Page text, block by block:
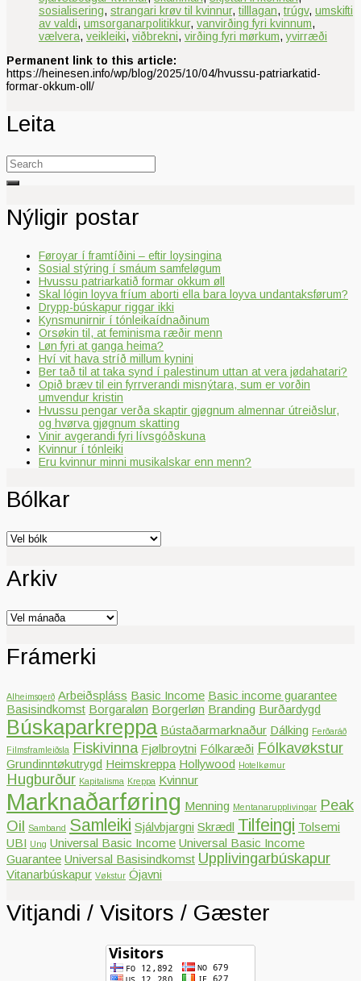
sosialisering, strangari krøv til kvinnur, tilllagan, trúgv, umskifti
av valdi, umsorganarpolitikkur, vanvirðing fyri kvinnum,
vælvera, veikleiki, viðbrekni, virðing fyri mørkum,yvirræði
Permanent link to this article:
https://heinesen.info/wp/blog/2025/10/04/hvussu-patriarkatid-
formar-okkum-oll/
Leita
Search
for:
Nýligir postar
Føroyar í framtíðini – eftir loysingina
Sosial stýring í smáum samfeløgum
Hvussu patriarkatið formar okkum øll
Skal lógin loyva fríum aborti ella bara loyva undantaksførum?
Drypp-búskapur riggar ikki
Kynsmunirnir í tónleikaídnaðinum
Orsøkin til, at feminisma ræðir menn
Løn fyri at ganga heima?
Hví vit hava stríð millum kynini
Ber tað til at taka synd í palestinum uttan at vera jødahatari?
Opið bræv til ein fyrrverandi misnýtara, sum er vorðin
umvendur kristin
Hvussu pengar verða skaptir gjøgnum almennar útreiðslur,
og hvørva gjøgnum skatting
Vinir avgerandi fyri lívsgóðskuna
Kvinnur í tónleiki
Eru kvinnur minni musikalskar enn menn?
Bólkar
Bólkar
Arkiv
Arkiv
Frámerki
Alheimsgerð Arbeiðspláss Basic Income Basic income guarantee
Basisindkomst Borgaraløn Borgerløn Branding Burðardygd
Búskaparkreppa Bústaðarmarknaður Dálking Ferðaráð
Filmsframleiðsla Fiskivinna Fjølbroytni Fólkaræði Fólkavøkstur
Grundinntøkutrygd Heimskreppa Hollywood Hotelkømur
Hugburður Kapitalisma Kreppa Kvinnur
Marknaðarføring Menning Mentanarupplivingar Peak
Oil Samband Samleiki Sjálvbjargni Skrædl Tilfeingi Tolsemi
UBI Ung Universal Basic Income Universal Basic Income
Guarantee Universal Basisindkomst Upplivingarbúskapur
Vitanarbúskapur Vøkstur Ójavni
Vitjandi / Visitors / Gæster